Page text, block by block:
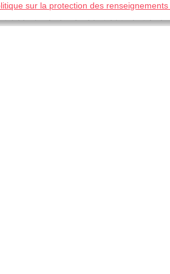
sur la protection des
romans. Ils lisent souvent à la